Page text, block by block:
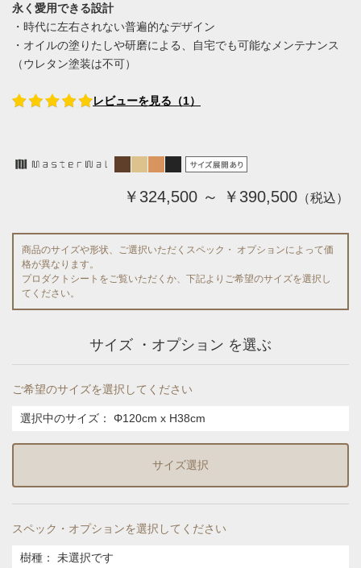
永く愛用できる設計
・時代に左右されない普遍的なデザイン
・オイルの塗りたしや研磨による、自宅でも可能なメンテナンス
（ウレタン塗装は不可）
レビューを見る（1）
￥324,500 ～ ￥390,500 （税込）
商品のサイズや形状、ご選択いただくスペック・ オプションによって価
格が異なります。
プロダクトシートをご覧いただくか、下記よりご希望のサイズを選択し
てください。
サイズ ・オプション を選ぶ
ご希望のサイズを選択してください
選択中のサイズ： Φ120cm x H38cm
サイズ選択
スペック・オプションを選択してください
樹種 ： 未選択です